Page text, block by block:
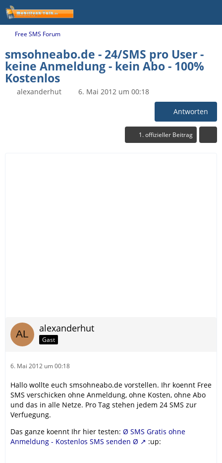
Free SMS Forum
smsohneabo.de - 24/SMS pro User -
keine Anmeldung - kein Abo - 100%
Kostenlos
alexanderhut 6. Mai 2012 um 00:18
Antworten
1. offizieller Beitrag
alexanderhut
Gast
6. Mai 2012 um 00:18
Hallo wollte euch smsohneabo.de vorstellen. Ihr koennt Free
SMS verschicken ohne Anmeldung, ohne Kosten, ohne Abo
und das in alle Netze. Pro Tag stehen jedem 24 SMS zur
Verfuegung.
Das ganze koennt Ihr hier testen: Ø SMS Gratis ohne
Anmeldung - Kostenlos SMS senden Ø
:up: